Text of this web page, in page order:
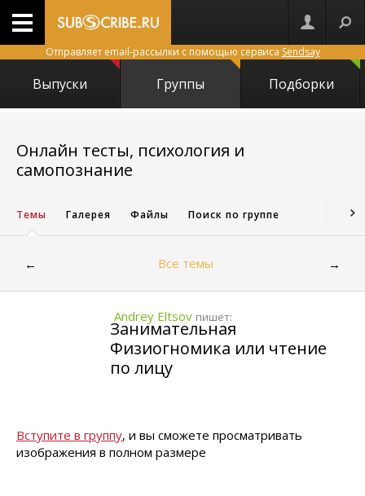
Отправляет email-рассылки с помощью сервиса Sendsay
Выпуски Группы Подборки
Онлайн тесты, психология и
самопознание
Темы Галерея Файлы Поиск по группе
← Все темы →
Andrey Eltsov пишет:
Занимательная
Физиогномика или чтение
по лицу
Вступите в группу, и вы сможете просматривать
изображения в полном размере